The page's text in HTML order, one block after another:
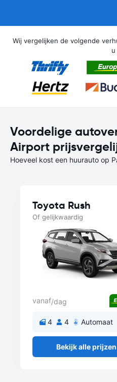
Wij vergelijken de volgende
u
Voordelige
Airport
Hoeveel kost een huurauto op
Toyota Rush
Of gelijkwaardig
vanaf/dag
4 4 Automaat
Bekijk alle prijzen